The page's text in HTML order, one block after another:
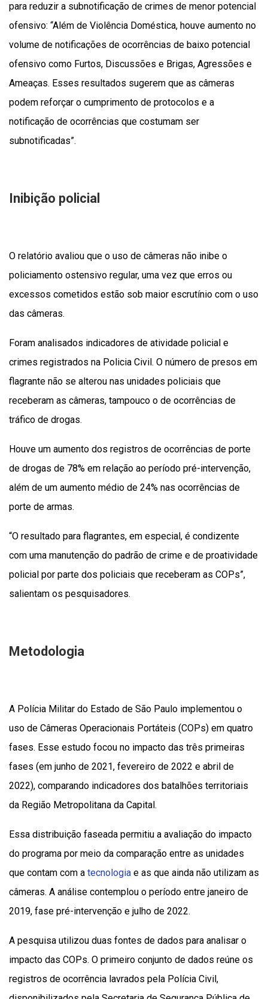
para reduzir a subnotificação de crimes de menor potencial
ofensivo: “Além de Violência Doméstica, houve aumento no
volume de notificações de ocorrências de baixo potencial
ofensivo como Furtos, Discussões e Brigas, Agressões e
Ameaças. Esses resultados sugerem que as câmeras
podem reforçar o cumprimento de protocolos e a
notificação de ocorrências que costumam ser
subnotificadas”.
Inibição policial
O relatório avaliou que o uso de câmeras não inibe o
policiamento ostensivo regular, uma vez que erros ou
excessos cometidos estão sob maior escrutínio com o uso
das câmeras.
Foram analisados indicadores de atividade policial e
crimes registrados na Policia Civil. O número de presos em
flagrante não se alterou nas unidades policiais que
receberam as câmeras, tampouco o de ocorrências de
tráfico de drogas.
Houve um aumento dos registros de ocorrências de porte
de drogas de 78% em relação ao período pré-intervenção,
além de um aumento médio de 24% nas ocorrências de
porte de armas.
“O resultado para flagrantes, em especial, é condizente
com uma manutenção do padrão de crime e de proatividade
policial por parte dos policiais que receberam as COPs”,
salientam os pesquisadores.
Metodologia
A Polícia Militar do Estado de São Paulo implementou o
uso de Câmeras Operacionais Portáteis (COPs) em quatro
fases. Esse estudo focou no impacto das três primeiras
fases (em junho de 2021, fevereiro de 2022 e abril de
2022), comparando indicadores dos batalhões territoriais
da Região Metropolitana da Capital.
Essa distribuição faseada permitiu a avaliação do impacto
do programa por meio da comparação entre as unidades
que contam com a tecnologia e as que ainda não utilizam as
câmeras. A análise contemplou o período entre janeiro de
2019, fase pré-intervenção e julho de 2022.
A pesquisa utilizou duas fontes de dados para analisar o
impacto das COPs. O primeiro conjunto de dados reúne os
registros de ocorrência lavrados pela Polícia Civil,